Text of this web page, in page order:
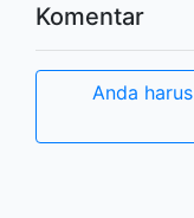
Komentar
Anda harus